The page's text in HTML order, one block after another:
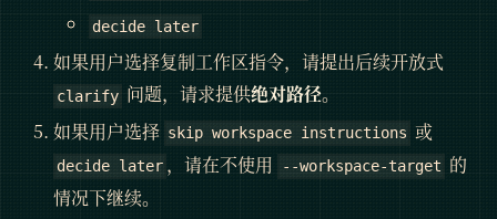
decide later
如果用户选择复制工作区指令，请提出后续开放式
clarify 问题，请求提供绝对路径。
如果用户选择 skip workspace instructions 或
decide later ，请在不使用 --workspace-target 的
情况下继续。